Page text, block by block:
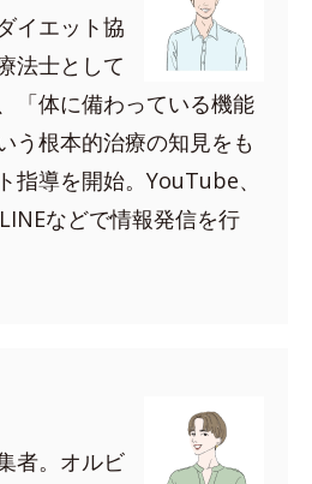
イエット協
法士として
「体に備わっている機能
う根本的治療の知見をも
指導を開始。YouTube、
などで情報発信を行
者。オルビ